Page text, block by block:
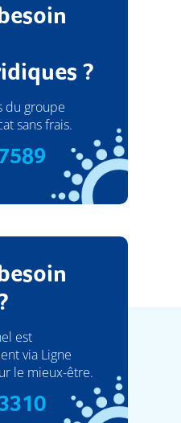
?
du groupe
sans frais.
est
via Ligne
le mieux-être.